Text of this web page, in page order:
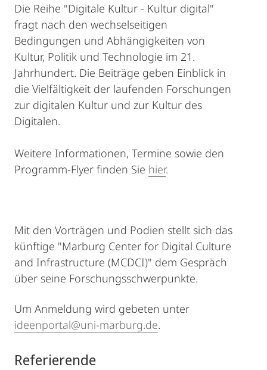
Die Reihe "Digitale Kultur - Kultur digital"
fragt nach den wechselseitigen
Bedingungen und Abhängigkeiten von
Kultur, Politik und Technologie im 21.
Jahrhundert. Die Beiträge geben Einblick in
die Vielfältigkeit der laufenden Forschungen
zur digitalen Kultur und zur Kultur des
Digitalen.
Weitere Informationen, Termine sowie den
Programm-Flyer finden Sie hier.
Mit den Vorträgen und Podien stellt sich das
künftige "Marburg Center for Digital Culture
and Infrastructure (MCDCI)" dem Gespräch
über seine Forschungsschwerpunkte.
Um Anmeldung wird gebeten unter
ideenportal@uni-marburg.de.
Referierende